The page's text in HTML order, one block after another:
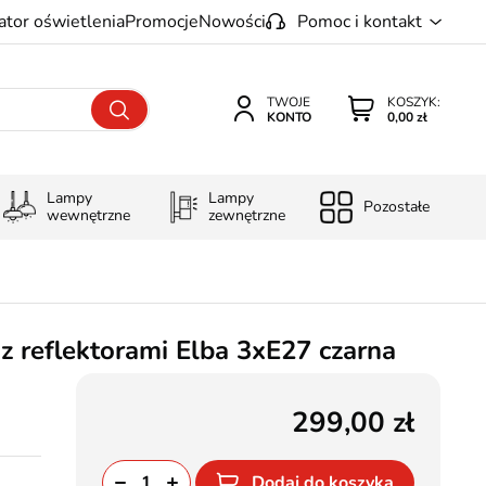
oświetleniaPromocjeNowości Pomoc i kontakt
KOSZYK:
0,00 zł
TWOJE
KONTO
Lampy
wewnętrzne
Lampy
zewnętrzne
Pozostałe
reflektorami Elba 3xE27 czarna
299,00